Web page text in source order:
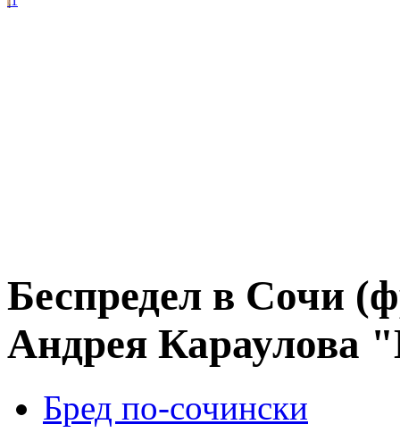
Беспредел в Сочи
Андрея
Бред по-cочински